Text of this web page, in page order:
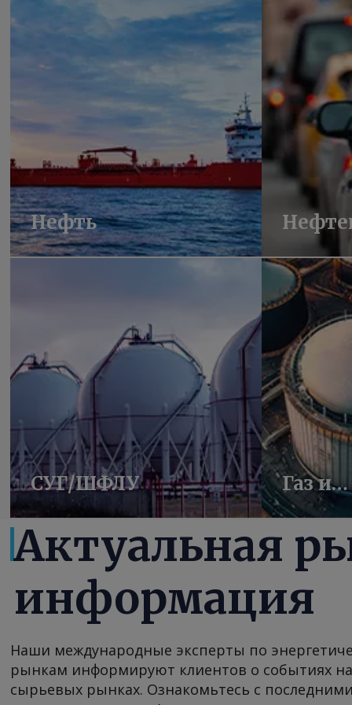
Нефть
СУГ/ШФЛУ
Газ и
Актуальная
информация
Наши международные эксперты по
рынкам информируют клиентов о событиях
сырьевых рынках. Ознакомьтесь с